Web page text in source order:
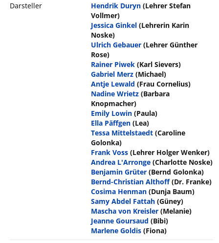
Darsteller
Hendrik Duryn (Lehrer Stefan
Vollmer)
Jessica Ginkel (Lehrerin Karin
Noske)
Ulrich Gebauer (Lehrer Günther
Rose)
Rainer Piwek (Karl Sievers)
Gabriel Merz (Michael)
Antje Lewald (Frau Cornelius)
Nadine Wrietz (Barbara
Knopmacher)
Emily Lowin (Paula)
Ella Päffgen (Lea)
Tessa Mittelstaedt (Caroline
Golonka)
Frank Voss (Lehrer Holger Wenker)
Andrea L'Arronge (Charlotte Noske)
Benjamin Grüter (Bernd Golonka)
Bernd-Christian Althoff (Dr. Franke)
Cosima Henman (Dunja Baum)
Samy Abdel Fattah (Güney)
Mascha von Kreisler (Melanie)
Jeanne Goursaud (Bibi)
Marlene Goldis (Fiona)